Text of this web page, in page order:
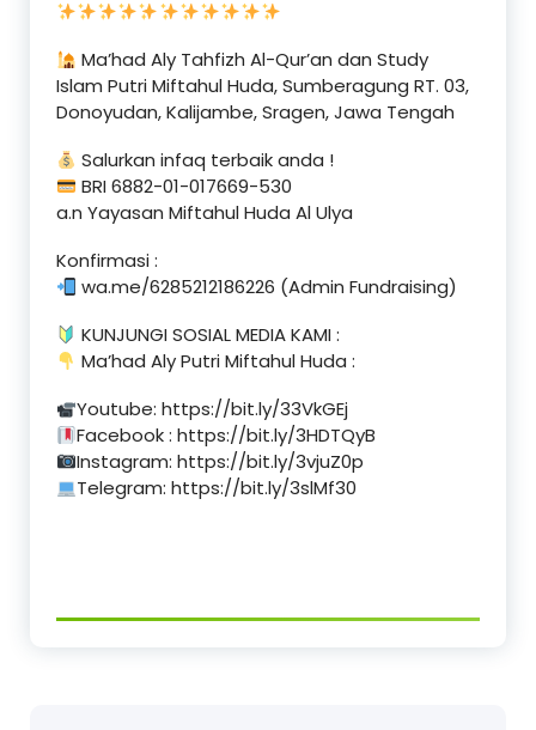
Ma’had Aly Tahfizh Al-Qur’an dan Study
Islam Putri Miftahul Huda, Sumberagung RT. 03,
Donoyudan, Kalijambe, Sragen, Jawa Tengah
Salurkan infaq terbaik anda !
BRI 6882-01-017669-530
a.n Yayasan Miftahul Huda Al Ulya
Konfirmasi :
wa.me/6285212186226 (Admin Fundraising)
KUNJUNGI SOSIAL MEDIA KAMI :
Ma’had Aly Putri Miftahul Huda :
Youtube: https://bit.ly/33VkGEj
Facebook : https://bit.ly/3HDTQyB
Instagram: https://bit.ly/3vjuZ0p
Telegram: https://bit.ly/3slMf30